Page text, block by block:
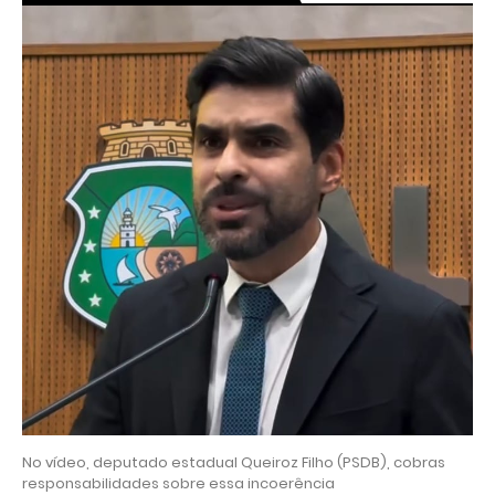
No vídeo, deputado estadual Queiroz Filho (PSDB), cobras
responsabilidades sobre essa incoerência